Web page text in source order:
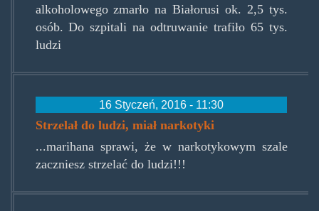
alkoholowego zmarło na Białorusi ok. 2,5 tys.
osób. Do szpitali na odtruwanie trafiło 65 tys.
ludzi
16 Styczeń, 2016 - 11:30
Strzelał do ludzi, miał narkotyki
...marihana sprawi, że w narkotykowym szale
zaczniesz strzelać do ludzi!!!